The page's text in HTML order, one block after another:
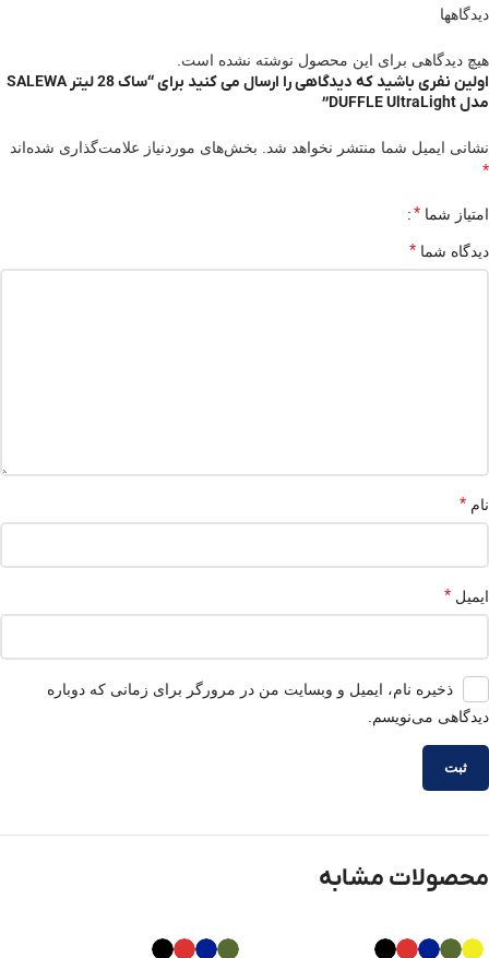
دیدگاهها
هیچ دیدگاهی برای این محصول نوشته نشده است.
اولین نفری باشید که دیدگاهی را ارسال می کنید برای “ساک 28 لیتر SALEWA
مدل DUFFLE UltraLight”
نشانی ایمیل شما منتشر نخواهد شد. بخش‌های موردنیاز علامت‌گذاری شده‌اند
*
امتیاز شما *
دیدگاه شما *
نام *
ایمیل *
ذخیره نام، ایمیل و وبسایت من در مرورگر برای زمانی که دوباره
دیدگاهی می‌نویسم.
محصولات مشابه